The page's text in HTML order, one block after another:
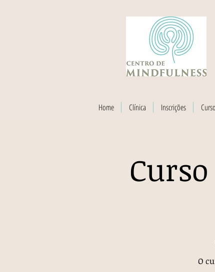
Home Clínica Inscrições
O